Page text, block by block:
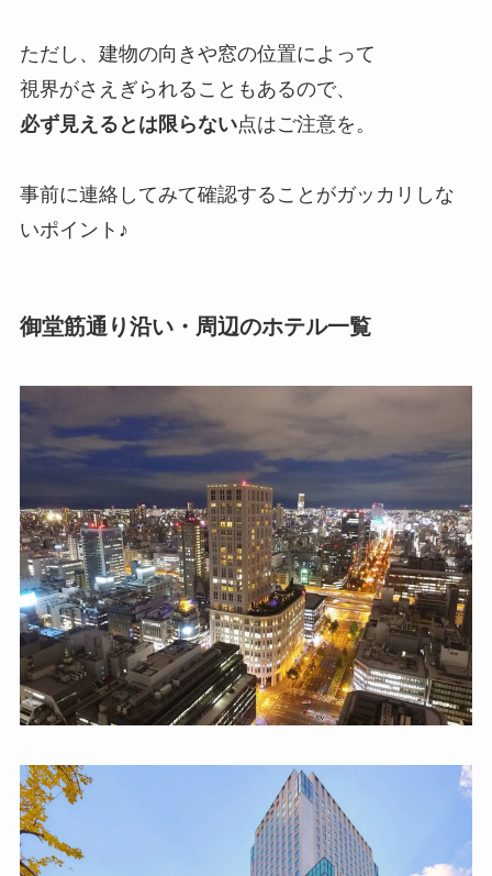
ただし、建物の向きや窓の位置によって
視界がさえぎられることもあるので、
必ず見えるとは限らない点はご注意を。
事前に連絡してみて確認することがガッカリしな
いポイント♪
御堂筋通り沿い・周辺のホテル一覧